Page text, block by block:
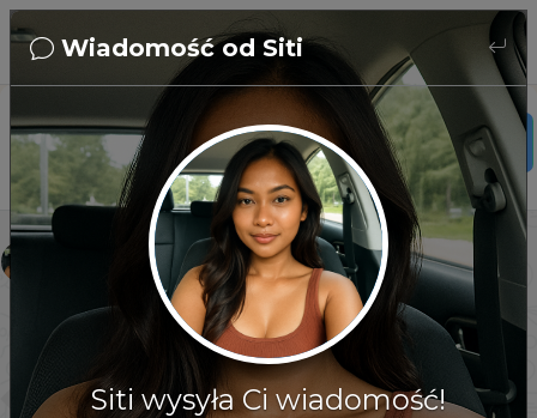
Wiadomość od Siti
Siti wysyła Ci wiadomość!
Siti
27 tahun
id
Aku bukan cewek yang gampang bosen… tapi coba bikin
aku tertarik dulu. ?
08/08/2026, 17:41:05